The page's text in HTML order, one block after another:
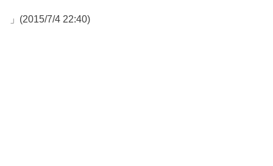
」(2015/7/4 22:40)